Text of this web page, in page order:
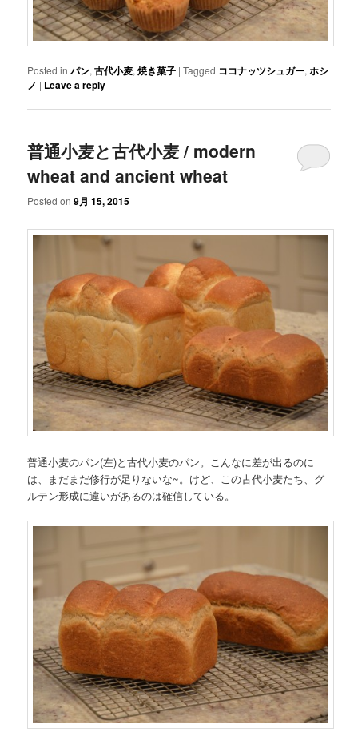
Posted in パン,古代小麦,焼き菓子 |Tagged ココナッツシュガー,ホシ
ノ | Leave a reply
普通小麦と古代小麦 / modern
wheat and ancient wheat
Posted on9月 15, 2015
普通小麦のパン(左)と古代小麦のパン。こんなに差が出るのに
は、まだまだ修行が足りないな~。けど、この古代小麦たち、グ
ルテン形成に違いがあるのは確信している。